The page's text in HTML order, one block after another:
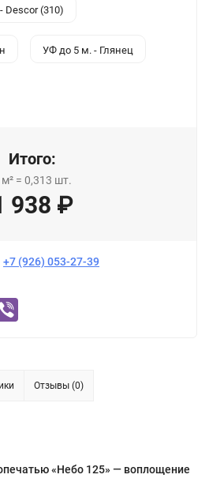
Descor (310)
УФ до 5 м. - Глянец
Итого:
м² = 0,313 шт.
938 ₽
+7 (926) 053-27-39
Отзывы (0)
«Небо 125» — воплощение